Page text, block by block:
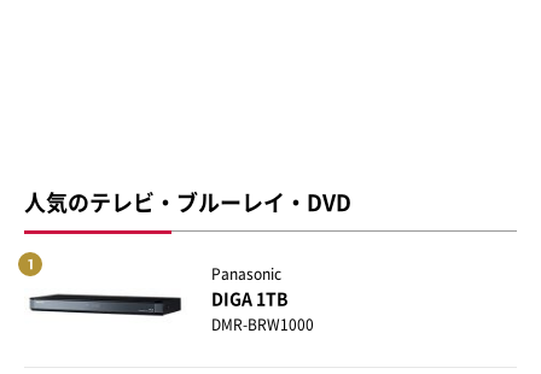
人気のテレビ・ブルーレイ・DVD
Panasonic
DIGA 1TB
DMR-BRW1000